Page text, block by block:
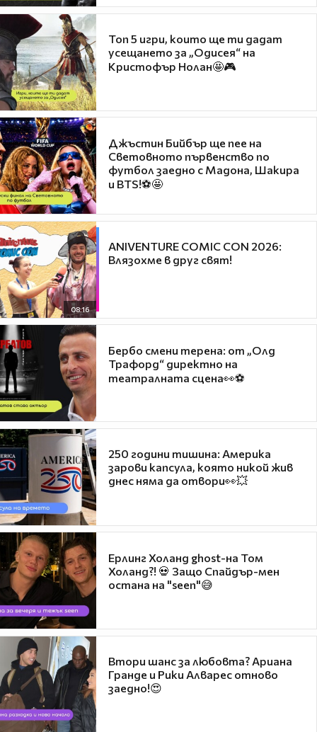
Топ 5 игри, които ще ти дадат
усещането за „Одисея“ на
Кристофър Нолан🤩🎮
Джъстин Бийбър ще пее на
Световното първенство по
футбол заедно с Мадона, Шакира
и BTS!⚽🤩
08:16
ANIVENTURE COMIC CON 2026:
Влязохме в друг свят!
Бербо смени терена: от „Олд
Трафорд“ директно на
театралната сцена👀⚽
250 години тишина: Америка
зарови капсула, която никой жив
днес няма да отвори👀💥
Ерлинг Холанд ghost-на Том
Холанд?! 💀 Защо Спайдър-мен
остана на "seen"😅
Втори шанс за любовта? Ариана
Гранде и Рики Алварес отново
заедно!😍